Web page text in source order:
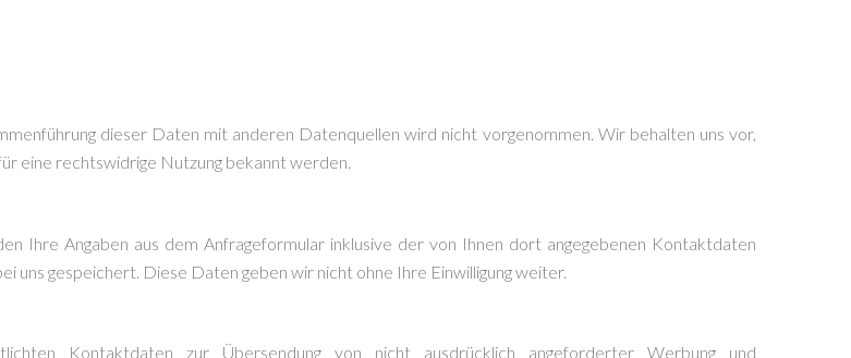
dieser Daten mit anderen Datenquellen wird nicht vorgenommen. Wir behalten uns vor,
eine rechtswidrige Nutzung bekannt werden.
Ihre Angaben aus dem Anfrageformular inklusive der von Ihnen dort angegebenen Kontaktdaten
uns gespeichert. Diese Daten geben wir nicht ohne Ihre Einwilligung weiter.
Kontaktdaten zur Übersendung von nicht ausdrücklich angeforderter Werbung und